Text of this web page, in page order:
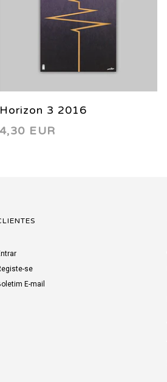
Horizon 3 2016
4,30 EUR
se
E-mail